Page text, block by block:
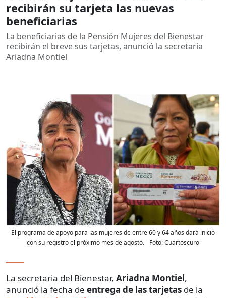
recibirán su tarjeta las nuevas
beneficiarias
La beneficiarias de la Pensión Mujeres del Bienestar
recibirán el breve sus tarjetas, anunció la secretaria
Ariadna Montiel
El programa de apoyo para las mujeres de entre 60 y 64 años dará inicio
con su registro el próximo mes de agosto.- Foto:Cuartoscuro
La secretaria del Bienestar, Ariadna Montiel,
anunció la fecha de entrega de las tarjetas de la